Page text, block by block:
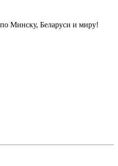
Минску, Беларуси и миру!